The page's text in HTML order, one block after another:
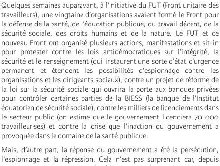
Quelques semaines auparavant, à l’initiative du FUT (Front unitaire des
travailleurs), une vingtaine d’organisations avaient formé le Front pour
la défense de la santé, de l’éducation publique, du travail décent, de la
sécurité sociale, des droits humains et de la nature. Le FUT et ce
nouveau Front ont organisé plusieurs actions, manifestations et sit-in
pour protester contre les lois antidémocratiques sur l’intégrité, la
sécurité et le renseignement (qui instaurent une sorte d’état d’urgence
permanent et étendent les possibilités d’espionnage contre les
organisations et les dirigeants sociaux), contre un projet de réforme de
la loi sur la sécurité sociale qui ouvrira la porte aux banques privées
pour contrôler certaines parties de la BIESS (la banque de l’Institut
équatorien de sécurité sociale), contre les milliers de licenciements dans
le secteur public (on estime que le gouvernement licenciera 70 000
travailleur·ses) et contre la crise que l’inaction du gouvernement a
provoquée dans le domaine de la santé publique.
Mais, d’autre part, la réponse du gouvernement a été la persécution,
l’espionnage et la répression. Cela n’est pas surprenant car, depuis